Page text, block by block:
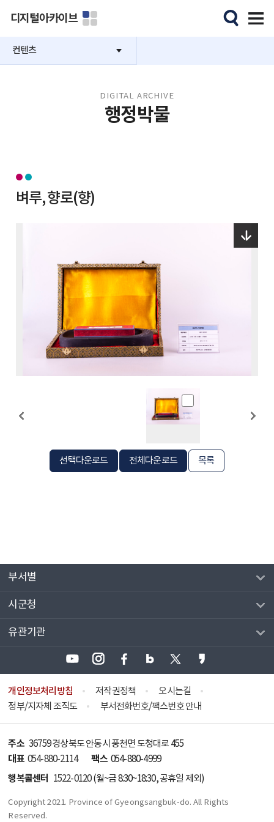
디지털아카이브
컨텐츠
DIGITAL ARCHIVE
행정박물
벼루, 향로(향)
선택다운로드 전체다운로드 목록
부서별
시군청
유관기관
개인정보처리방침 저작권정책
오시는길
정부/지자체 조직도
부서전화번호/팩스번호 안내
주소 36759 경상북도 안동시 풍천면 도청대로 455
대표 054-880-2114 팩스 054-880-4999
행복콜센터 1522-0120(월~금 8:30~18:30, 공휴일 제외)
Copyright 2021. Province of Gyeongsangbuk-do. All Rights
Reserved.